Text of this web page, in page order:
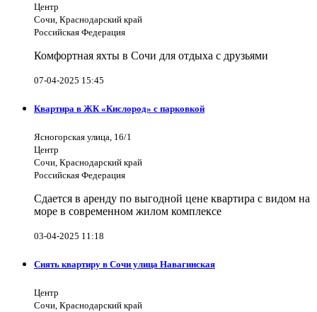
Центр
Сочи, Краснодарский край
Российская Федерация
Комфортная яхты в Сочи для отдыха с друзьями
07-04-2025 15:45
Квартира в ЖК «Кислород» с парковкой
Ясногорская улица, 16/1
Центр
Сочи, Краснодарский край
Российская Федерация
Сдается в аренду по выгодной цене квартира с видом на
море в современном жилом комплексе
03-04-2025 11:18
Снять квартиру в Сочи улица Навагинская
Центр
Сочи, Краснодарский край